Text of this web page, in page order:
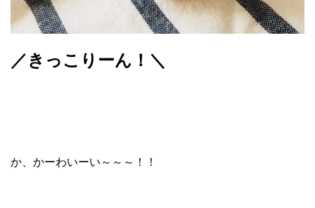
／きっこりーん！＼
か、かーわいーい～～～！！